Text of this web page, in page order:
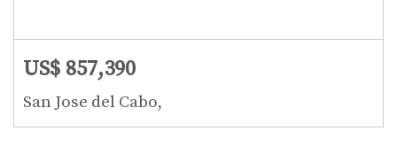
US$ 857,390
San Jose del Cabo,